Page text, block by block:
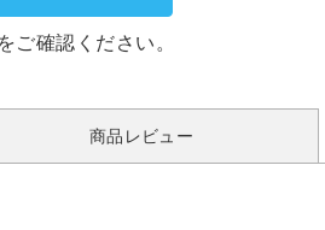
ご確認ください。
商品レビュー